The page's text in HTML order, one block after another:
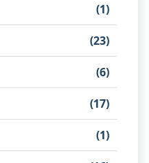
(1)
(23)
(6)
(17)
(1)